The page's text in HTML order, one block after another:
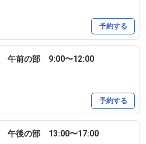
でも利用料金は変わりません。
駐車場が必要な方は提携駐車場を
有料）
合はご連絡くださいますようお願
した場合には予定をキャンセルさせ
どにつきましてはホームページに
目を通してくださいますようお願い
予約する
午前の部 9:00〜12:00
予約する
午後の部 13:00〜17:00